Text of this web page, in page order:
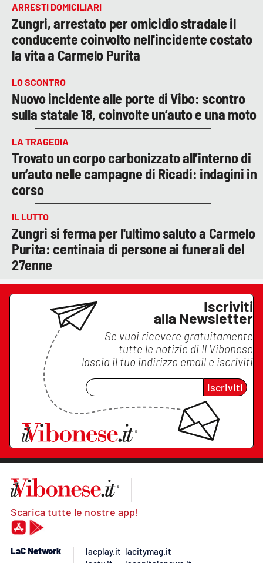
ARRESTI DOMICILIARI
Zungri, arrestato per omicidio stradale il
conducente coinvolto nell'incidente costato
la vita a Carmelo Purita
LO SCONTRO
Nuovo incidente alle porte di Vibo: scontro
sulla statale 18, coinvolte un’auto e una moto
LA TRAGEDIA
Trovato un corpo carbonizzato all’interno di
un’auto nelle campagne di Ricadi: indagini in
corso
IL LUTTO
Zungri si ferma per l'ultimo saluto a Carmelo
Purita: centinaia di persone ai funerali del
27enne
Iscriviti
alla Newsletter
Se vuoi ricevere gratuitamente
tutte le notizie di Il Vibonese
lascia il tuo indirizzo email e iscriviti
Iscriviti
Scarica tutte le nostre app!
LaC Network
lacplay.it lacitymag.it